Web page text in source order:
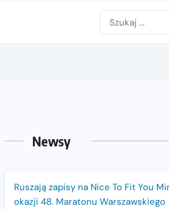
Newsy
Ruszają zapisy na Nice To Fit You
okazji 48. Maratonu Warszawskiego